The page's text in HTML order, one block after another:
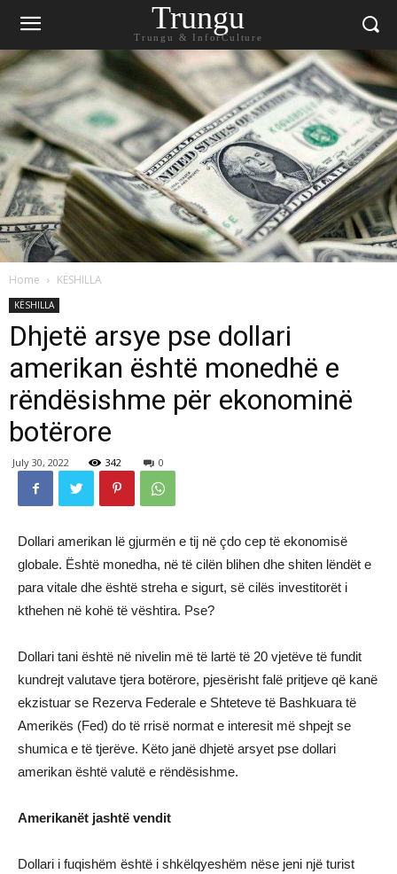
Trungu
Trungu & InforCulture
Home KËSHILLA
KËSHILLA
Dhjetë arsye pse dollari
amerikan është monedhë e
rëndësishme për ekonominë
botërore
July 30, 2022 342 0
Dollari amerikan lë gjurmën e tij në çdo cep të ekonomisë
globale. Është monedha, në të cilën blihen dhe shiten lëndët e
para vitale dhe është streha e sigurt, së cilës investitorët i
kthehen në kohë të vështira. Pse?
Dollari tani është në nivelin më të lartë të 20 vjetëve të fundit
kundrejt valutave tjera botërore, pjesërisht falë pritjeve që kanë
ekzistuar se Rezerva Federale e Shteteve të Bashkuara të
Amerikës (Fed) do të rrisë normat e interesit më shpejt se
shumica e të tjerëve. Këto janë dhjetë arsyet pse dollari
amerikan është valutë e rëndësishme.
Amerikanët jashtë vendit
Dollari i fuqishëm është i shkëlqyeshëm nëse jeni një turist